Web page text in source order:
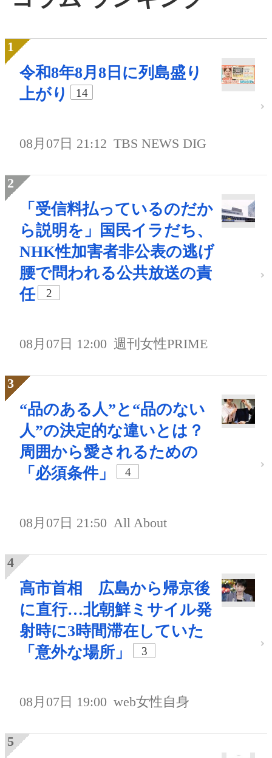
令和8年8月8日に列島盛り
上がり
14
08月07日 21:12 TBS NEWS DIG
「受信料払っているのだか
ら説明を」国民イラだち、
NHK性加害者非公表の逃げ
腰で問われる公共放送の責
任
2
08月07日 12:00 週刊女性PRIME
“品のある人”と“品のない
人”の決定的な違いとは？
周囲から愛されるための
「必須条件」
4
08月07日 21:50 All About
高市首相 広島から帰京後
に直行…北朝鮮ミサイル発
射時に3時間滞在していた
「意外な場所」
3
08月07日 19:00 web女性自身